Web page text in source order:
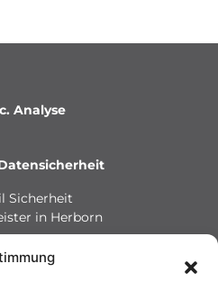
Analyse
Sicherheit
in Herborn
NIS2